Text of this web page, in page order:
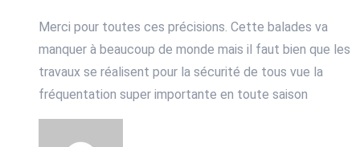
Merci pour toutes ces précisions. Cette balades va
manquer à beaucoup de monde mais il faut bien que les
travaux se réalisent pour la sécurité de tous vue la
fréquentation super importante en toute saison